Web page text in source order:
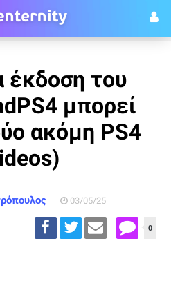
έκδοση του
μπορεί
ακόμη PS4
03/05/25
0